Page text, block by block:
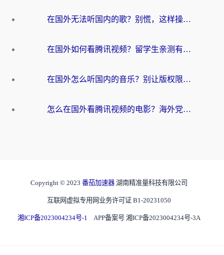
在国外无法听国内的歌？别慌，这样操作就能畅听QQ音乐（附亲测加速器推荐）
在国外如何看腾讯视频？留学生亲测有效的回国加速方案
在国外怎么听国内的音乐？别让版权限制断了你的华语歌单
怎么在国外看腾讯视频的电影？海外党亲测有效的回国加速指南
Copyright © 2023 番茄加速器 湖南精准量科技有限公司
互联网虚拟专用网业务许可证 B1-20231050
湘ICP备2023004234号-1 APP备案号 湘ICP备2023004234号-3A